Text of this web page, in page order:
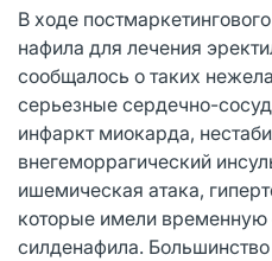
В ходе
нафила для лечения
сообщалось о таких
серьезные сердечно-
инфаркт миокарда,
внегеморрагический
ишемическая атака,
которые имели
силденафила.